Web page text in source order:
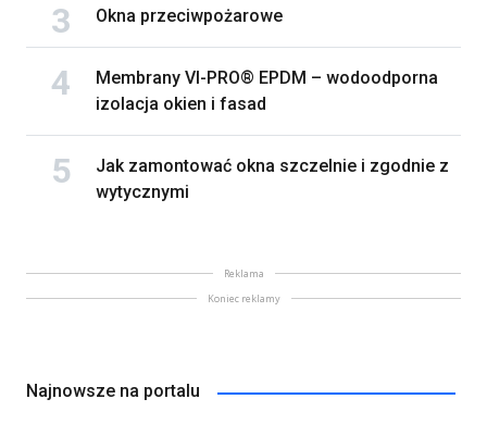
Okna przeciwpożarowe
Membrany VI-PRO® EPDM – wodoodporna
izolacja okien i fasad
Jak zamontować okna szczelnie i zgodnie z
wytycznymi
Reklama
Koniec reklamy
Najnowsze na portalu